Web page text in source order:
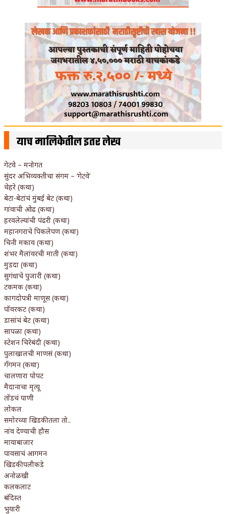
याच मालिकेतील इतर लेख
गेटवे – मनोगत
सुंदर अभिव्यक्तीचा संगम – ‘गेटवे’
चेहरे (कथा)
बेटा-बेटांचं मुंबई बेट (कथा)
गांवाची ओढ (कथा)
हरवलेल्यांची पंढरी (कथा)
महानगराचे पिकलेपण (कथा)
चिनी मकाव (कथा)
शंभर मैलांवरची माती (कथा)
मुडदा (कथा)
सुगंधाचे पुजारी (कथा)
टकमक (कथा)
कागदोपत्री माणूस (कथा)
पॉवरकट (कथा)
डासांचं बेट (कथा)
सापळा (कथा)
स्टेशन चिरेबंदी (कथा)
पुलाखालची माणसं (कथा)
गँगमन (कथा)
चालणारा पोपट
मैदानाचा मृत्यू
तोंडचं पाणी
लोकल
समोरच्या खिडकीतला तो..
नांव देण्याची हौस
मायाबाजार
पावसाचं आगमन
खिडकीपलीकडे
अनोळखी
कलकलाट
बंदिस्त
भुयारी